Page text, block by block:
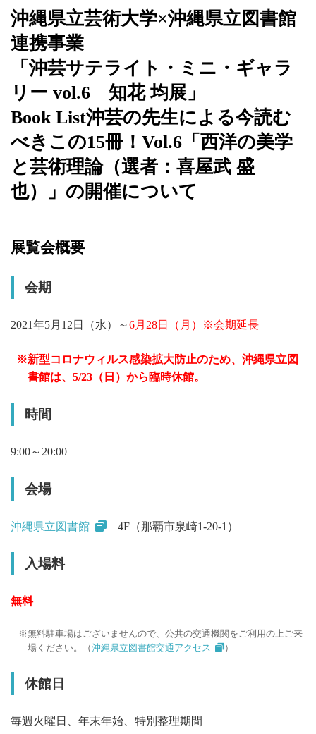
沖縄県立芸術大学×沖縄県立図書館
連携事業
「沖芸サテライト・ミニ・ギャラ
リー vol.6 知花 均展」
Book List沖芸の先生による今読む
べきこの15冊！Vol.6「西洋の美学
と芸術理論（選者：喜屋武 盛
也）」の開催について
展覧会概要
会期
2021年5月12日（水）～6月28日（月）※会期延長
新型コロナウィルス感染拡大防止のため、沖縄県立図
書館は、5/23（日）から臨時休館。
時間
9:00～20:00
会場
沖縄県立図書館 4F（那覇市泉崎1-20-1）
入場料
無料
無料駐車場はございませんので、公共の交通機関をご利用の上ご来
場ください。（沖縄県立図書館交通アクセス ）
休館日
毎週火曜日、年末年始、特別整理期間